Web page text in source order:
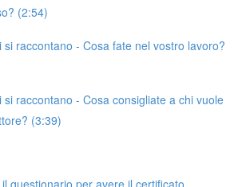
(2:54)
si raccontano - Cosa fate nel vostro lavoro?
si raccontano - Cosa consigliate a chi vuole
(3:39)
questionario per avere il certificato